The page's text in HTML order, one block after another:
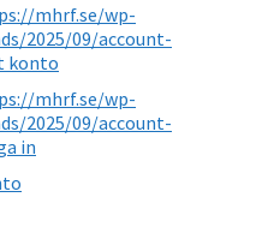
mhrf.se/wp-
2025/09/account-
konto
mhrf.se/wp-
2025/09/account-
in